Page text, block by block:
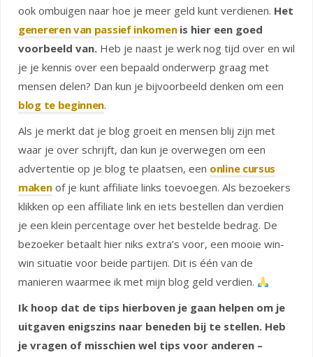
ook ombuigen naar hoe je meer geld kunt verdienen. Het
genereren van passief inkomenis hier een goed
voorbeeld van. Heb je naast je werk nog tijd over en wil
je je kennis over een bepaald onderwerp graag met
mensen delen? Dan kun je bijvoorbeeld denken om een
blog te beginnen.
Als je merkt dat je blog groeit en mensen blij zijn met
waar je over schrijft, dan kun je overwegen om een
advertentie op je blog te plaatsen, een online cursus
makenof je kunt affiliate links toevoegen. Als bezoekers
klikken op een affiliate link en iets bestellen dan verdien
je een klein percentage over het bestelde bedrag. De
bezoeker betaalt hier niks extra’s voor, een mooie win-
win situatie voor beide partijen. Dit is één van de
manieren waarmee ik met mijn blog geld verdien.
Ik hoop dat de tips hierboven je gaan helpen om je
uitgaven enigszins naar beneden bij te stellen. Heb
je vragen of misschien wel tips voor anderen –